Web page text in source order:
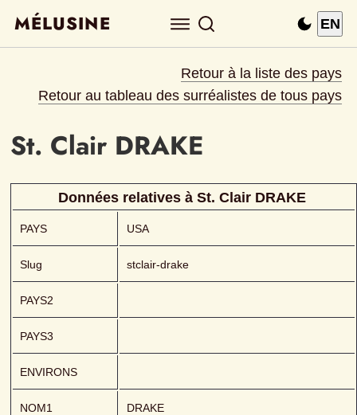
MÉLUSINE EN
Retour à la liste des pays
Retour au tableau des surréalistes de tous pays
St. Clair DRAKE
Données relatives à St. Clair DRAKE
PAYS USA
Slug stclair-drake
PAYS2
PAYS3
ENVIRONS
NOM1 DRAKE